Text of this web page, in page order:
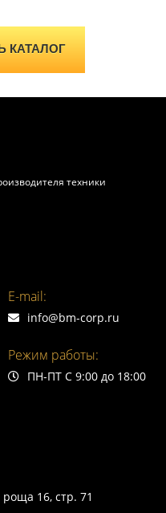
КАТАЛОГ
техники
E-mail:
info@bm-corp.ru
Режим работы:
ПН-ПТ С 9:00 до 18:00
16, стр. 71